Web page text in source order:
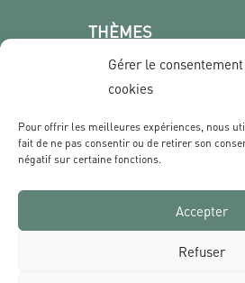
Gérer le
cookies
Pour offrir les meilleures expériences, nous
fait de ne pas consentir ou de retirer son
négatif sur certaine fonctions.
Accepter
Refuser
THÈMES
Poster photo
Les villes
Film & Série
Qui sommes nous ?
Livraisons & Retours